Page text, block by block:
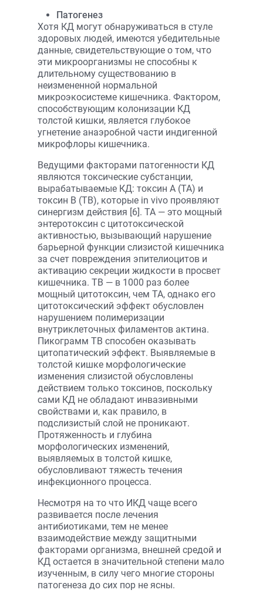
Патогенез
Хотя КД могут обнаруживаться в стуле
здоровых людей, имеются убедительные
данные, свидетельствующие о том, что
эти микроорганизмы не способны к
длительному существованию в
неизмененной нормальной
микроэкосистеме кишечника. Фактором,
способствующим колонизации КД
толстой кишки, является глубокое
угнетение анаэробной части индигенной
микрофлоры кишечника.
Ведущими факторами патогенности КД
являются токсические субстанции,
вырабатываемые КД: токсин А (ТА) и
токсин В (ТВ), которые in vivo проявляют
синергизм действия [6]. ТА — это мощный
энтеротоксин с цитотоксической
активностью, вызывающий нарушение
барьерной функции слизистой кишечника
за счет повреждения эпителиоцитов и
активацию секреции жидкости в просвет
кишечника. ТВ — в 1000 раз более
мощный цитотоксин, чем ТА, однако его
цитотоксический эффект обусловлен
нарушением полимеризации
внутриклеточных филаментов актина.
Пикограмм ТВ способен оказывать
цитопатический эффект. Выявляемые в
толстой кишке морфологические
изменения слизистой обусловлены
действием только токсинов, поскольку
сами КД не обладают инвазивными
свойствами и, как правило, в
подслизистый слой не проникают.
Протяженность и глубина
морфологических изменений,
выявляемых в толстой кишке,
обусловливают тяжесть течения
инфекционного процесса.
Несмотря на то что ИКД чаще всего
развивается после лечения
антибиотиками, тем не менее
взаимодействие между защитными
факторами организма, внешней средой и
КД остается в значительной степени мало
изученным, в силу чего многие стороны
патогенеза до сих пор не ясны.